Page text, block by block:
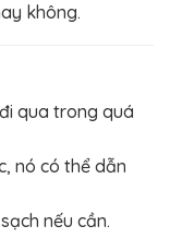
không.
qua trong quá
nó có thể dẫn
nếu cần.